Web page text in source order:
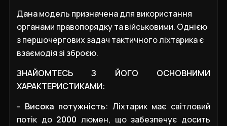
Дана модель призначена для використання
органами правопорядкута військовими. Однією
з першочергових задач тактичного ліхтарика є
взаємодія зі зброєю.
ЗНАЙОМТЕСЬ З ЙОГО ОСНОВНИМИ
ХАРАКТЕРИСТИКАМИ:
- Висока потужність: Ліхтарик має світловий
потік до 2000 люмен, що забезпечує досить